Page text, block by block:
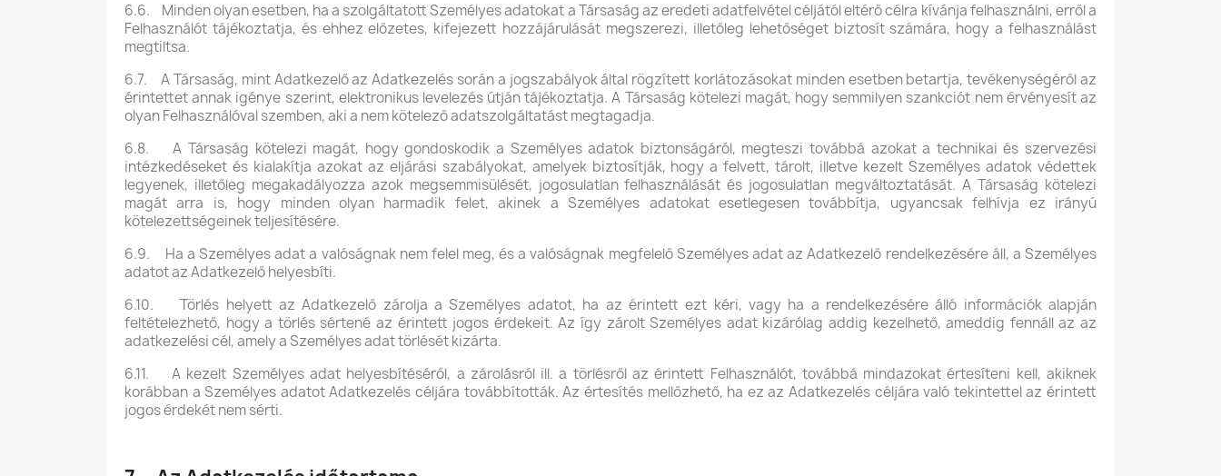
6.6. Minden olyan esetben, ha a szolgáltatott Személyes adatokat a Társaság az eredeti adatfelvétel céljától eltérő célra kívánja felhasználni, erről a
Felhasználót tájékoztatja, és ehhez előzetes, kifejezett hozzájárulását megszerezi, illetőleg lehetőséget biztosít számára, hogy a felhasználást
megtiltsa.
6.7. A Társaság, mint Adatkezelő az Adatkezelés során a jogszabályok által rögzített korlátozásokat minden esetben betartja, tevékenységéről az
érintettet annak igénye szerint, elektronikus levelezés útján tájékoztatja. A Társaság kötelezi magát, hogy semmilyen szankciót nem érvényesít az
olyan Felhasználóval szemben, aki a nem kötelező adatszolgáltatást megtagadja.
6.8. A Társaság kötelezi magát, hogy gondoskodik a Személyes adatok biztonságáról, megteszi továbbá azokat a technikai és szervezési
intézkedéseket és kialakítja azokat az eljárási szabályokat, amelyek biztosítják, hogy a felvett, tárolt, illetve kezelt Személyes adatok védettek
legyenek, illetőleg megakadályozza azok megsemmisülését, jogosulatlan felhasználását és jogosulatlan megváltoztatását. A Társaság kötelezi
magát arra is, hogy minden olyan harmadik felet, akinek a Személyes adatokat esetlegesen továbbítja, ugyancsak felhívja ez irányú
kötelezettségeinek teljesítésére.
6.9. Ha a Személyes adat a valóságnak nem felel meg, és a valóságnak megfelelő Személyes adat az Adatkezelő rendelkezésére áll, a Személyes
adatot az Adatkezelő helyesbíti.
6.10. Törlés helyett az Adatkezelő zárolja a Személyes adatot, ha az érintett ezt kéri, vagy ha a rendelkezésére álló információk alapján
feltételezhető, hogy a törlés sértené az érintett jogos érdekeit. Az így zárolt Személyes adat kizárólag addig kezelhető, ameddig fennáll az az
adatkezelési cél, amely a Személyes adat törlését kizárta.
6.11. A kezelt Személyes adat helyesbítéséről, a zárolásról ill. a törlésről az érintett Felhasználót, továbbá mindazokat értesíteni kell, akiknek
korábban a Személyes adatot Adatkezelés céljára továbbították. Az értesítés mellőzhető, ha ez az Adatkezelés céljára való tekintettel az érintett
jogos érdekét nem sérti.